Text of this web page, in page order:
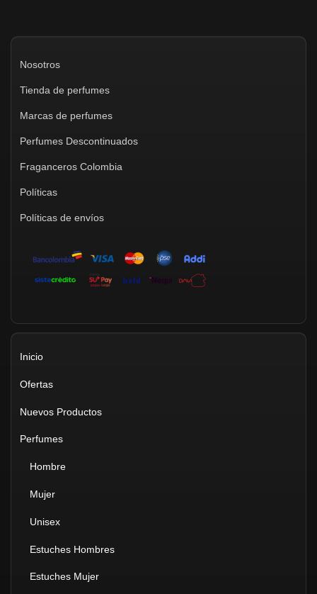
Nosotros
Tienda de perfumes
Marcas de perfumes
Perfumes Descontinuados
Fraganceros Colombia
Políticas
Políticas de envíos
Inicio
Ofertas
Nuevos Productos
Perfumes
Hombre
Mujer
Unisex
Estuches Hombres
Estuches Mujer